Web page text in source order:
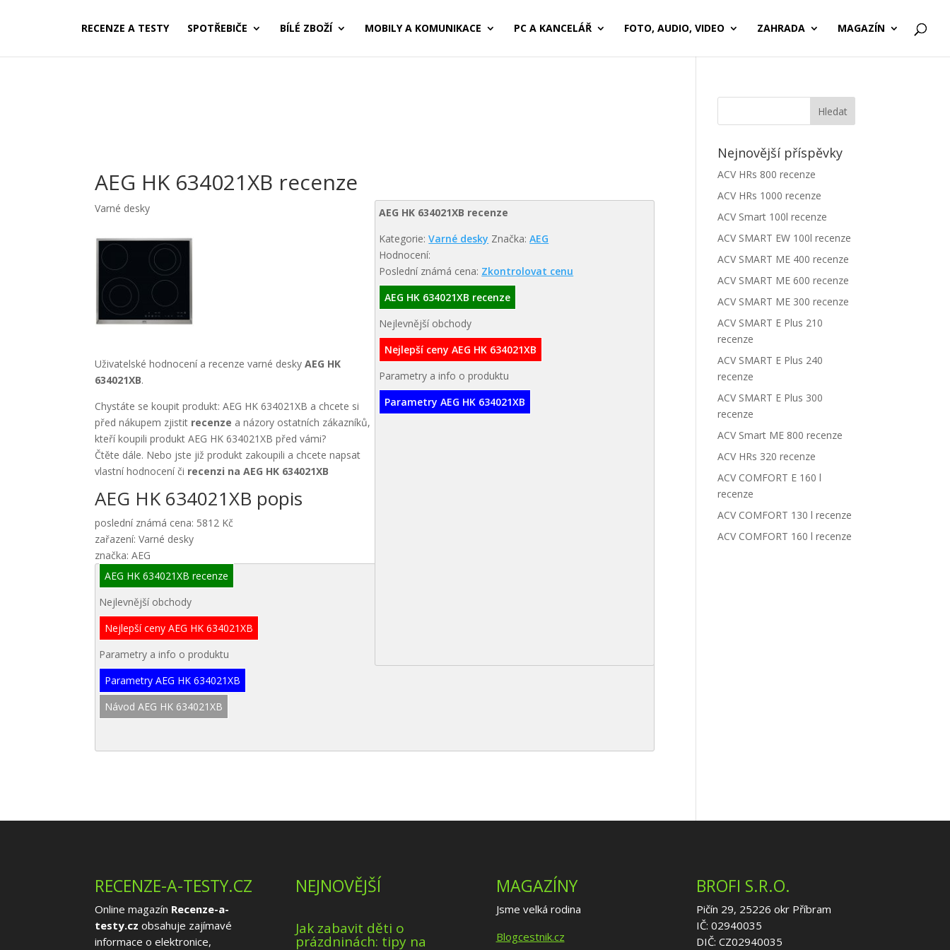
RECENZE A TESTY SPOTŘEBIČE BÍLÉ ZBOŽÍ MOBILY A KOMUNIKACE PC A KANCELÁŘ FOTO, AUDIO, VIDEO ZAHRADA MAGAZÍN
AEG HK 634021XB recenze
AEG HK 634021XB recenze
Kategorie:Varné desky Značka:AEG
Hodnocení:
Poslední známá cena: Zkontrolovat cenu
AEG HK 634021XB recenze
Nejlevnější obchody
Nejlepší ceny AEG HK 634021XB
Parametry a info o produktu
Parametry AEG HK 634021XB
Varné desky
Uživatelské hodnocení a recenze varné deskyAEG HK
634021XB.
Chystáte se koupit produkt: AEG HK 634021XB a chcete si
před nákupem zjistit recenze a názory ostatních zákazníků,
kteří koupili produkt AEG HK 634021XB před vámi?
Čtěte dále. Nebo jste již produkt zakoupili a chcete napsat
vlastní hodnocení či recenzi na AEG HK 634021XB
AEG HK 634021XB popis
poslední známá cena: 5812 Kč
zařazení: Varné desky
značka: AEG
AEG HK 634021XB recenze
Nejlevnější obchody
Nejlepší ceny AEG HK 634021XB
Parametry a info o produktu
Parametry AEG HK 634021XB
Návod AEG HK 634021XB
Nejnovější příspěvky
ACV HRs 800 recenze
ACV HRs 1000 recenze
ACV Smart 100l recenze
ACV SMART EW 100l recenze
ACV SMART ME 400 recenze
ACV SMART ME 600 recenze
ACV SMART ME 300 recenze
ACV SMART E Plus 210
recenze
ACV SMART E Plus 240
recenze
ACV SMART E Plus 300
recenze
ACV Smart ME 800 recenze
ACV HRs 320 recenze
ACV COMFORT E 160 l
recenze
ACV COMFORT 130 l recenze
ACV COMFORT 160 l recenze
RECENZE-A-TESTY.CZ
Online magazín Recenze-a-
testy.cz obsahuje zajímavé
informace o elektronice,
NEJNOVĚJŠÍ
Jak zabavit děti o
prázdninách: tipy na
MAGAZÍNY
Jsme velká rodina
Blogcestnik.cz
BROFI S.R.O.
Pičín 29, 25226 okr Příbram
IČ: 02940035
DIČ: CZ02940035